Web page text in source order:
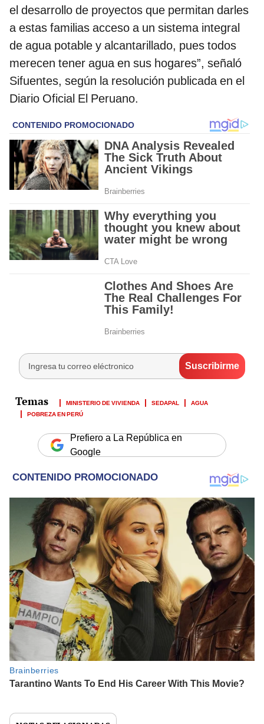
el desarrollo de proyectos que permitan darles
a estas familias acceso a un sistema integral
de agua potable y alcantarillado, pues todos
merecen tener agua en sus hogares”, señaló
Sifuentes, según la resolución publicada en el
Diario Oficial El Peruano.
MINISTERIO DE VIVIENDA SEDAPAL
AGUA
POBREZA EN PERÚ
Prefiero a La República en
Google